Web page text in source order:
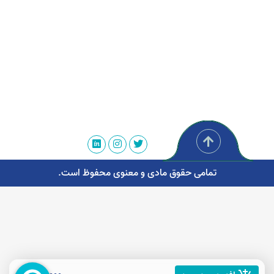
تمامی حقوق مادی و معنوی محفوظ است.